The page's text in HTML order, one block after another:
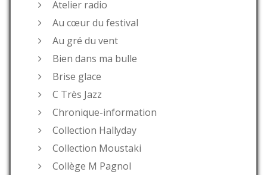
Atelier radio
Au cœur du festival
Au gré du vent
Bien dans ma bulle
Brise glace
C Très Jazz
Chronique-information
Collection Hallyday
Collection Moustaki
Collège M Pagnol